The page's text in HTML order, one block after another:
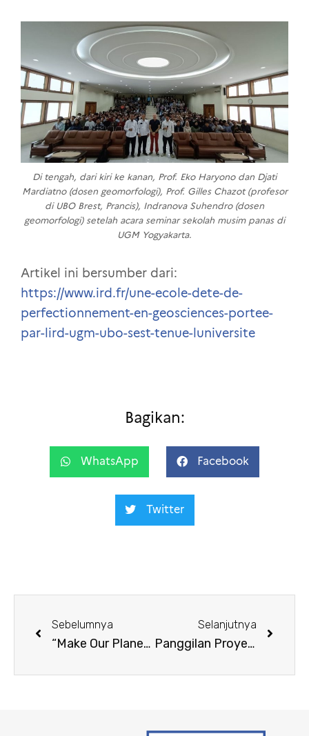
Di tengah, dari kiri ke kanan, Prof. Eko Haryono dan Djati
Mardiatno (dosen geomorfologi), Prof. Gilles Chazot (profesor
di UBO Brest, Prancis), Indranova Suhendro (dosen
geomorfologi) setelah acara seminar sekolah musim panas di
UGM Yogyakarta.
Artikel ini bersumber dari:
https://www.ird.fr/une-ecole-dete-de-
perfectionnement-en-geosciences-portee-
par-lird-ugm-ubo-sest-tenue-luniversite
Bagikan:
WhatsApp Facebook
Twitter
Sebelumnya
“Make Our Planet Great Again”: Lampu Hijau untuk Mendaftarkan Diri Anda
Selanjutnya
Panggilan Proyek Penelitian : Science et Impact sesi Maret 2024